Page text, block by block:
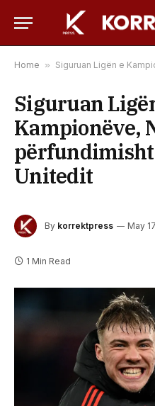
Home » Siguruan Ligën e Kampionëve,
Siguruan
Kampionëve,
Unitedit
By korrektpress May
1 Min Read